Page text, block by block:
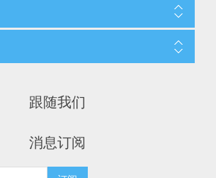
跟随我们
消息订阅